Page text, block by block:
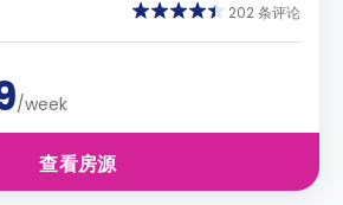
202 条评论
/week
查看房源